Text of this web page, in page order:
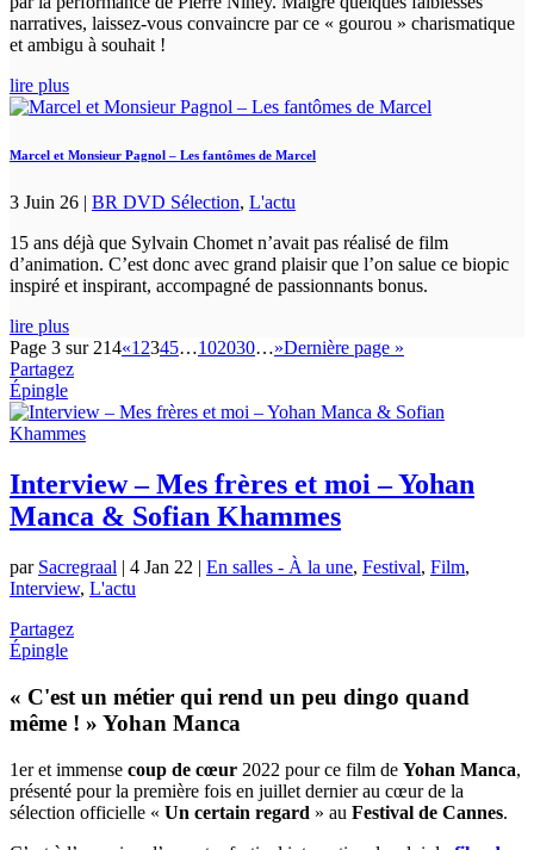
narratives, laissez-vous convaincre par ce « gourou » charismatique
et ambigu à souhait !
lire plus
Marcel et Monsieur Pagnol – Les fantômes de Marcel
3 Juin 26 | BR DVD Sélection, L'actu
15 ans déjà que Sylvain Chomet n’avait pas réalisé de film
d’animation. C’est donc avec grand plaisir que l’on salue ce biopic
inspiré et inspirant, accompagné de passionnants bonus.
lire plus
Page 3 sur 214«1 2345…102030…»Dernière page »
Partagez
Épingle
Interview – Mes frères et moi – Yohan
Manca & Sofian Khammes
par Sacregraal | 4 Jan 22 | En salles - À la une, Festival, Film,
Interview, L'actu
Partagez
Épingle
« C'est un métier qui rend un peu dingo quand
même ! » Yohan Manca
1er et immense coup de cœur 2022 pour ce film de Yohan Manca,
présenté pour la première fois en juillet dernier au cœur de la
sélection officielle « Un certain regard » au Festival de Cannes.